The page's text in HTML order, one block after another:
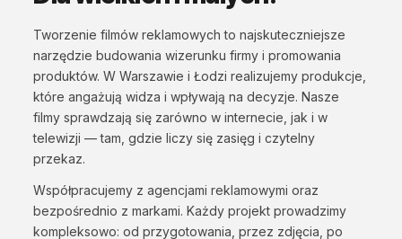
Tworzenie filmów reklamowych to najskuteczniejsze
narzędzie budowania wizerunku firmy i promowania
produktów. W Warszawie i Łodzi realizujemy produkcje,
które angażują widza i wpływają na decyzje. Nasze
filmy sprawdzają się zarówno w internecie, jak i w
telewizji — tam, gdzie liczy się zasięg i czytelny
przekaz.
Współpracujemy z agencjami reklamowymi oraz
bezpośrednio z markami. Każdy projekt prowadzimy
kompleksowo: od przygotowania, przez zdjęcia, po